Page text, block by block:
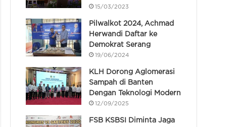
15/03/2023
Pilwalkot 2024, Achmad
Herwandi Daftar ke
Demokrat Serang
19/06/2024
KLH Dorong Aglomerasi
Sampah di Banten
Dengan Teknologi Modern
12/09/2025
FSB KSBSI Diminta Jaga